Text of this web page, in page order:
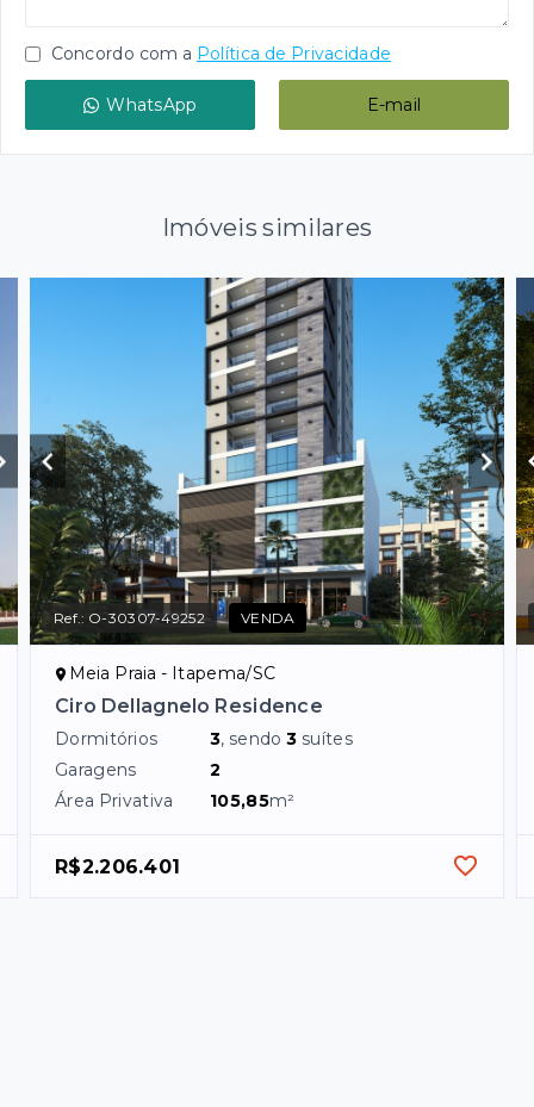
Concordo com a Política de Privacidade
WhatsApp E-mail
Imóveis similares
Ref.: O-30307-49252 VENDA
Meia Praia - Itapema/SC
Ciro Dellagnelo Residence
Dormitórios 3, sendo3 suítes
Garagens
2
Área Privativa
105,85m²
R$2.206.401